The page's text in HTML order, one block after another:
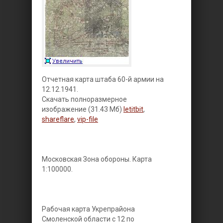
Отчетная карта штаба 60-й армии на
12.12.1941.
Скачать полноразмерное
изображение (31.43 Мб) letitbit,
shareflare, vip-file
Московская Зона обороны. Карта
1:100000.
Рабочая карта Укрепрайона
Смоленской области с 12 по